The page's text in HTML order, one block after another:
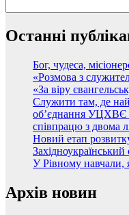
Останні
Бог, чудеса,
«Розмова з
«За віру
Служити там, де
об’єднання УЦХВЄ
співпрацю з двома
Новий етап
У Рівному навчали,
Архів новин